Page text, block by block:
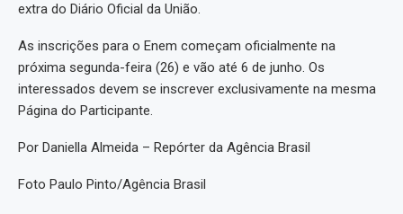
extra do Diário Oficial da União.
As inscrições para o Enem começam oficialmente na
próxima segunda-feira (26) e vão até 6 de junho. Os
interessados devem se inscrever exclusivamente na mesma
Página do Participante.
Por Daniella Almeida – Repórter da Agência Brasil
Foto Paulo Pinto/Agência Brasil